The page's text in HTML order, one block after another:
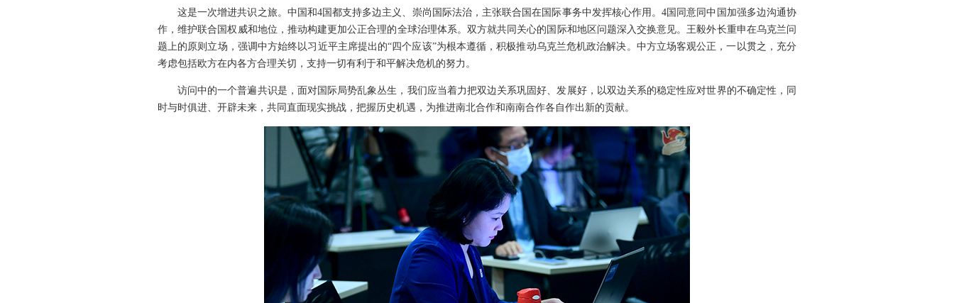
这是一次增进共识之旅。中国和4国都支持多边主义、崇尚国际法治，主张联合国在国际事务中发挥核心作用。4国同意同中国加强多边沟通协
作，维护联合国权威和地位，推动构建更加公正合理的全球治理体系。双方就共同关心的国际和地区问题深入交换意见。王毅外长重申在乌克兰问
题上的原则立场，强调中方始终以习近平主席提出的“四个应该”为根本遵循，积极推动乌克兰危机政治解决。中方立场客观公正，一以贯之，充分
考虑包括欧方在内各方合理关切，支持一切有利于和平解决危机的努力。
访问中的一个普遍共识是，面对国际局势乱象丛生，我们应当着力把双边关系巩固好、发展好，以双边关系的稳定性应对世界的不确定性，同
时与时俱进、开辟未来，共同直面现实挑战，把握历史机遇，为推进南北合作和南南合作各自作出新的贡献。